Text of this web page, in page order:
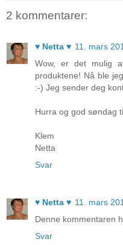
2 kommentarer:
♥ Netta ♥ 11. mars
Wow, er det mulig
produktene! Nå ble
:-) Jeg sender deg
Hurra og god søndag
Klem
Netta
Svar
♥ Netta ♥ 11. mars
Denne kommentaren
Svar